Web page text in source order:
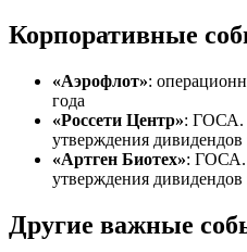
Корпоративные
«Аэрофлот»:
года
«Россети Центр»: ГОСА.
утверждения дивидендов
«Артген Биотех»: ГОСА.
утверждения дивидендов
Другие важные